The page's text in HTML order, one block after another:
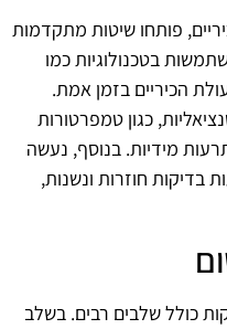
פותחו שיטות מתקדמות
בטכנולוגיות כמו
הכיריים בזמן אמת.
כגון טמפרטורות
מידיות. בנוסף, נעשה
בדיקות חוזרות ונשנות,
כולל שלבים רבים. בשלב